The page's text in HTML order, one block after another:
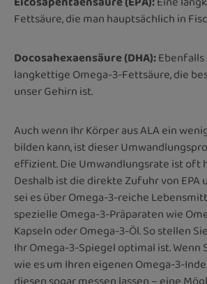
Fettsäure, die man hauptsächlich in
Docosahexaensäure (DHA):
langkettige Omega-3-Fettsäure, die
unser Gehirn ist.
Auch wenn Ihr Körper aus ALA ein
bilden kann, ist dieser
effizient. Die Umwandlungsrate ist oft
Deshalb ist die direkte Zufuhr von EPA
sei es über Omega-3-reiche
spezielle Omega-3-Präparaten wie
Kapseln oder Omega-3-Öl. So stellen
Ihr Omega-3-Spiegel optimal ist. Wenn
wie es um Ihren eigenen Omega-3-